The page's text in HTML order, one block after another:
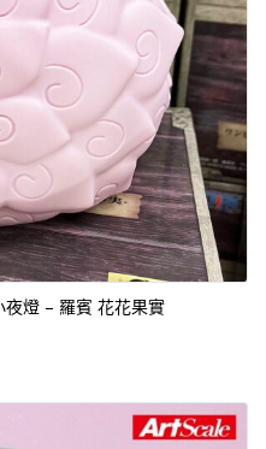
燈 – 羅賓 花花果實